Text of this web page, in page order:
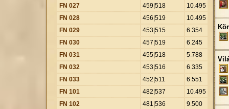
FN 027
459|518 10.495
FN 028
456|519 10.495
FN 029
453|515 6.354
FN 030
457|519 6.245
FN 031
455|518 5.788
FN 032
453|516 6.335
FN 033
452|511 6.551
FN 101
482|537 10.495
FN 102
481|536 9.500